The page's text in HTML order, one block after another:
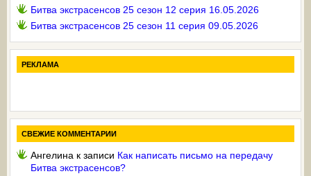
Битва экстрасенсов 25 сезон 12 серия 16.05.2026
Битва экстрасенсов 25 сезон 11 серия 09.05.2026
РЕКЛАМА
СВЕЖИЕ КОММЕНТАРИИ
Ангелина к записи Как написать письмо на передачу
Битва экстрасенсов?